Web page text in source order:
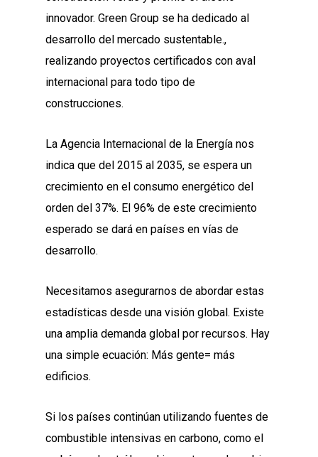
innovador. Green Group se ha dedicado al
desarrollo del mercado sustentable.,
realizando proyectos certificados con aval
internacional para todo tipo de
construcciones.
La Agencia Internacional de la Energía nos
indica que del 2015 al 2035, se espera un
crecimiento en el consumo energético del
orden del 37%. El 96% de este crecimiento
esperado se dará en países en vías de
desarrollo.
Necesitamos asegurarnos de abordar estas
estadísticas desde una visión global. Existe
una amplia demanda global por recursos. Hay
una simple ecuación: Más gente= más
edificios.
Si los países continúan utilizando fuentes de
combustible intensivas en carbono, como el